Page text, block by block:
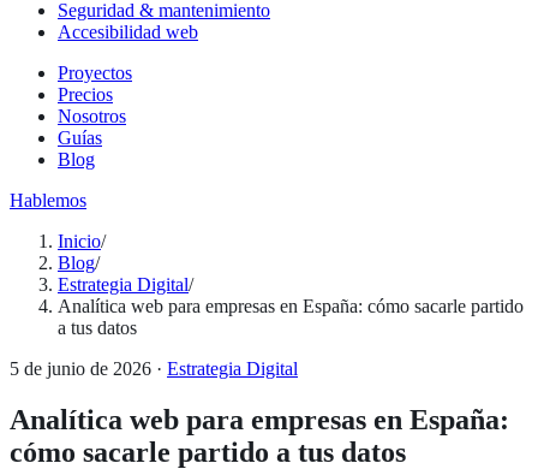
Seguridad & mantenimiento
Accesibilidad web
Proyectos
Precios
Nosotros
Guías
Blog
Hablemos
Inicio/
Blog/
Estrategia Digital/
Analítica web para empresas en España: cómo sacarle partido
a tus datos
5 de junio de 2026 · Estrategia Digital
Analítica web para empresas en España:
cómo sacarle partido a tus datos